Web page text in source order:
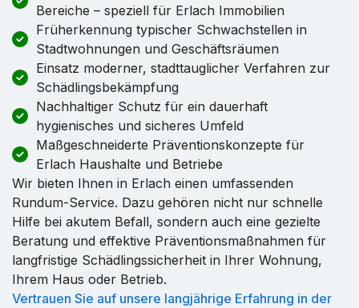
Bereiche – speziell für Erlach Immobilien
Früherkennung typischer Schwachstellen in
Stadtwohnungen und Geschäftsräumen
Einsatz moderner, stadttauglicher Verfahren zur
Schädlingsbekämpfung
Nachhaltiger Schutz für ein dauerhaft
hygienisches und sicheres Umfeld
Maßgeschneiderte Präventionskonzepte für
Erlach Haushalte und Betriebe
Wir bieten Ihnen in Erlach einen umfassenden
Rundum-Service. Dazu gehören nicht nur schnelle
Hilfe bei akutem Befall, sondern auch eine gezielte
Beratung und effektive Präventionsmaßnahmen für
langfristige Schädlingssicherheit in Ihrer Wohnung,
Ihrem Haus oder Betrieb.
Vertrauen Sie auf unsere langjährige Erfahrung in der